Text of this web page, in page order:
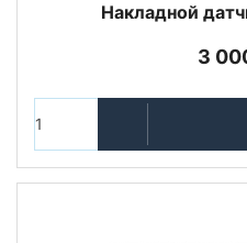
Накладной
3